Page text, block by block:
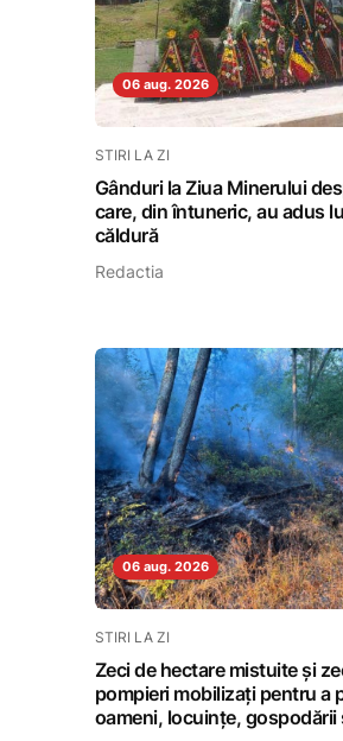
06 aug. 2026
STIRI LA ZI
Gânduri la Ziua Minerului
care, din întuneric, au adus
căldură
Redactia
06 aug. 2026
STIRI LA ZI
Zeci de hectare mistuite și
pompieri mobilizați pentru a
oameni, locuințe, gospodării